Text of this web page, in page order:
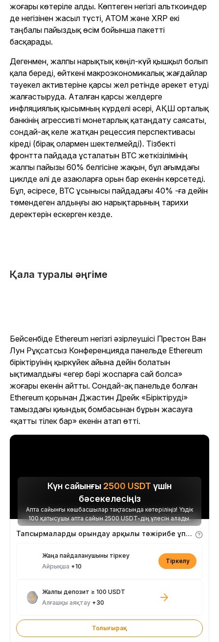
жоғары көтеріле алды. Көптеген негізгі альткоиндер
де негізінен жасыл түсті, ATOM және XRP екі
таңбалы пайыздық өсім бойынша пакетті
басқарады.
Дегенмен, жалпы нарықтық көңіл-күй қышқыл болып
қала береді, өйткені макроэкономикалық жағдайлар
тәуекел активтеріне қарсы жел ретінде әрекет етуді
жалғастыруда. Аталған қарсы желдерге
инфляциялық қысымның күрделі әсері, АҚШ орталық
банкінің агрессивті монетарлық қатаңдату саясаты,
сондай-ақ келе жатқан рецессия перспективасы
кіреді (бірақ олармен шектелмейді). Тізбекті
фронтта пайдада ұсталатын BTC жеткізілімінің
жалпы пайызы 60% белгісіне жақын, бұл ағымдағы
циклде әлі де азаюларға орын бар екенін көрсетеді.
Бұл, әсіресе, BTC ұсынысы пайдадағы 40% -ға дейін
төмендеген алдыңғы аю нарықтарының тарихи
деректерін ескерген кезде.
Қала туралы әңгіме
Бейсенбіде Ethereum негізгі әзірлеушісі Престон Ван
Лун Рұқсатсыз Конференцияда панельде Ethereum
біріктіруінің қыркүйек айына дейін болатын
ықтималдығы «егер бәрі жоспарға сай болса»
жоғары екенін айтты. Сондай-ақ панельде болған
Ethereum қорынан Джастин Дрейк «Біріктіруді»
тамыздағы қиындық бомбасынан бұрын жасауға
«қатты тілек бар» екенін атап өтті.
Күн сайынғы 2500 USDT үшін
бәсекелесіңіз
Апта сайынғы көшбасшылар тақтасында көтеріліңіз! Үздік
100 қатысушы апта сайын 2500 USDT-дің үлесін алады.
Тапсырмаларды орындау арқылы тәжірибе ұпайларын алыңыз
Жаңа пайдаланушыны тіркеу
Айрықша +10
Тіркелу
Жалпы депозит ≥ 100 USDT
Алғашқы аяқтау +30
Толығырақ